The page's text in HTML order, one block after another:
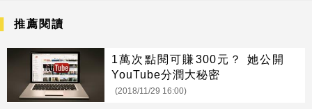
推薦閱讀
1萬次點閱可賺300元？ 她公開
YouTube分潤大秘密
(2018/11/29 16:00)